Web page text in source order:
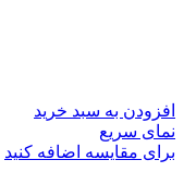
افزودن به سبد خرید
نمای سریع
برای مقایسه اضافه کنید